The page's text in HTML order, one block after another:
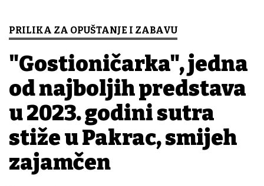
PRILIKA ZA OPUŠTANJE I ZABAVU
"Gostioničarka", jedna
od najboljih predstava
u 2023. godini sutra
stiže u Pakrac, smijeh
zajamčen